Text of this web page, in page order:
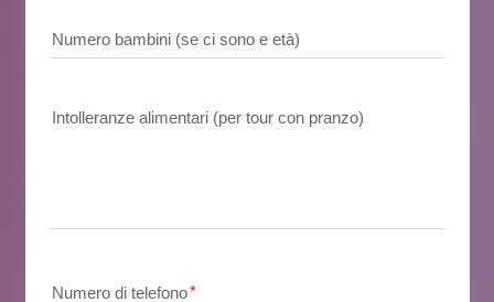
Numero bambini (se ci sono e età)
Intolleranze alimentari (per tour con pranzo)
Numero di telefono